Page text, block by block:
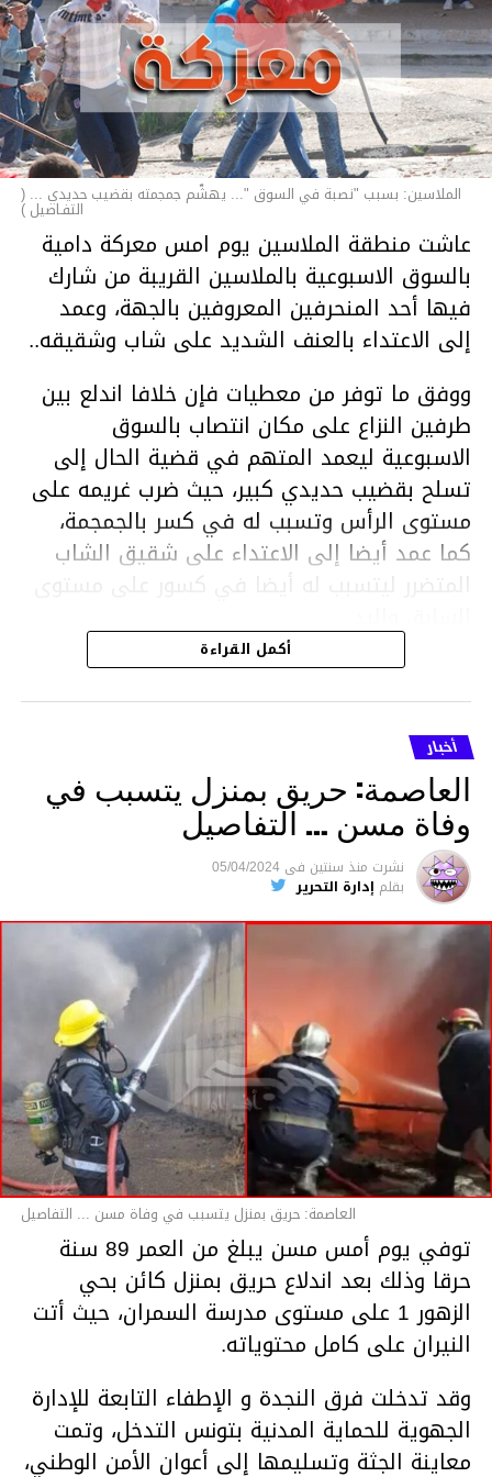
الملاسين: بسبب "نصبة في السوق "... يهشّم جمجمته بقضيب حديدي ... (
التفـاصيل )
عاشت منطقة الملاسين يوم امس معركة دامية
بالسوق الاسبوعية بالملاسين القريبة من شارك
فيها أحد المنحرفين المعروفين بالجهة، وعمد
إلى الاعتداء بالعنف الشديد على شاب وشقيقه..
ووفق ما توفر من معطيات فإن خلافا اندلع بين
طرفين النزاع على مكان انتصاب بالسوق
الاسبوعية ليعمد المتهم في قضية الحال إلى
تسلح بقضيب حديدي كبير، حيث ضرب غريمه على
مستوى الرأس وتسبب له في كسر بالجمجمة،
كما عمد أيضا إلى الاعتداء على شقيق الشاب
المتضرر ليتسبب له أيضا في كسور على مستوى
هذا وقد تمكن أعوان مركز الأمن الوطني بحي
هلال في توقيت قياسي من محاصرة المشتبه به
والقبض عليه وإحالته على التحقيق في خصوص
ما نُسبه إليه.
متابعة
قسم الاخبار
أكمل القراءة
أخبار
العاصمة: حريق بمنزل يتسبب في
وفاة مسن … التفاصيل
نشرت منذ سنتين فى 05/04/2024
بقلم إدارة التحرير
العاصمة: حريق بمنزل يتسبب في وفاة مسن ... التفاصيل
توفي يوم أمس مسن يبلغ من العمر 89 سنة
حرقا وذلك بعد اندلاع حريق بمنزل كائن بحي
الزهور 1 على مستوى مدرسة السمران، حيث أتت
النيران على كامل محتوياته.
وقد تدخلت فرق النجدة و الإطفاء التابعة للإدارة
الجهوية للحماية المدنية بتونس التدخل، وتمت
معاينة الجثة وتسليمها إلى أعوان الأمن الوطني،